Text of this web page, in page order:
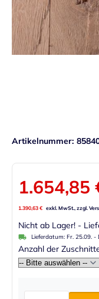
Artikelnummer
Anzahl der
1.654,85
1.390,63 €
Nicht ab Lager! -
Lieferdatum: Fr. 25.09. -